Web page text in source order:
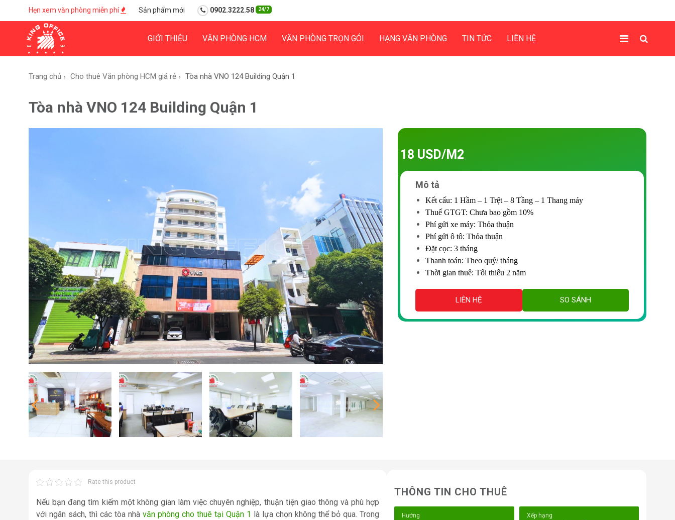
Hẹn xem văn phòng miễn phí Sản phẩm mới 0902.3222.58 24/7
GIỚI THIỆU VĂN PHÒNG HCM VĂN PHÒNG TRỌN GÓI HẠNG VĂN PHÒNG TIN TỨC LIÊN HỆ
Trang chủ Cho thuê Văn phòng HCM giá rẻ Tòa nhà VNO 124 Building Quận 1
Tòa nhà VNO 124 Building Quận 1
18 USD/M2
Mô tả
Kết cấu: 1 Hầm – 1 Trệt – 8 Tầng – 1 Thang máy
Thuế GTGT: Chưa bao gồm 10%
Phí gửi xe máy: Thỏa thuận
Phí gửi ô tô: Thỏa thuận
Đặt cọc: 3 tháng
Thanh toán: Theo quý/ tháng
Thời gian thuê: Tối thiểu 2 năm
LIÊN HỆ SO SÁNH
Rate this product
Nếu bạn đang tìm kiếm một không gian làm việc chuyên nghiệp, thuận tiện giao thông và phù hợp
với ngân sách, thì các tòa nhàvăn phòng cho thuê tại Quận 1 là lựa chọn không thể bỏ qua. Trong
THÔNG TIN CHO THUÊ
Hướng Xếp hạng